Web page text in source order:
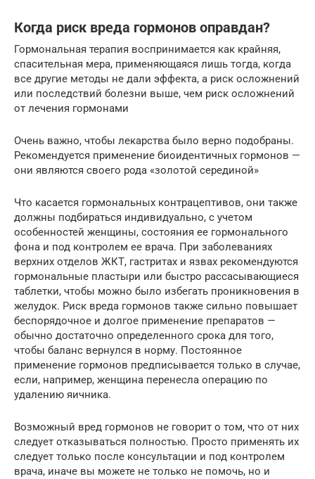
Когда риск вреда гормонов оправдан?
Гормональная терапия воспринимается как крайняя,
спасительная мера, применяющаяся лишь тогда, когда
все другие методы не дали эффекта, а риск осложнений
или последствий болезни выше, чем риск осложнений
от лечения гормонами
Очень важно, чтобы лекарства было верно подобраны.
Рекомендуется применение биоидентичных гормонов —
они являются своего рода «золотой серединой»
Что касается гормональных контрацептивов, они также
должны подбираться индивидуально, с учетом
особенностей женщины, состояния ее гормонального
фона и под контролем ее врача. При заболеваниях
верхних отделов ЖКТ, гастритах и язвах рекомендуются
гормональные пластыри или быстро рассасывающиеся
таблетки, чтобы можно было избегать проникновения в
желудок. Риск вреда гормонов также сильно повышает
беспорядочное и долгое применение препаратов —
обычно достаточно определенного срока для того,
чтобы баланс вернулся в норму. Постоянное
применение гормонов предписывается только в случае,
если, например, женщина перенесла операцию по
удалению яичника.
Возможный вред гормонов не говорит о том, что от них
следует отказываться полностью. Просто применять их
следует только после консультации и под контролем
врача, иначе вы можете не только не помочь, но и